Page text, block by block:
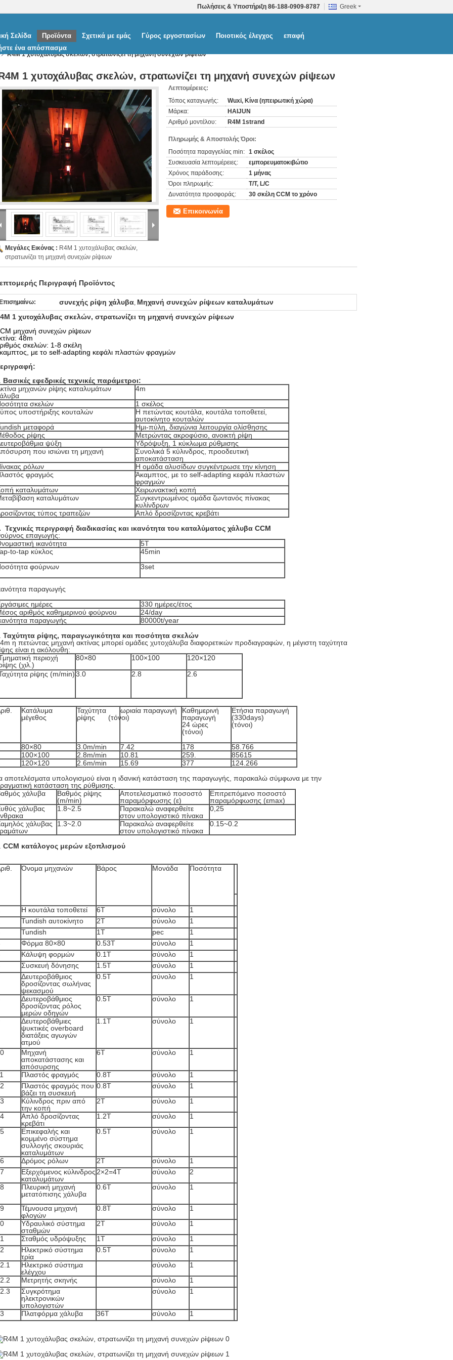
Greek
Πωλήσεις & Υποστήριξη 86-188-0909-8787
Σελίδα Προϊόντα Σχετικά με εμάς Γύρος εργοστασίων Ποιοτικός έλεγχος
επαφή
ένα απόσπασμα
R4M 1 χυτοχάλυβας σκελών, στρατωνίζει τη μηχανή συνεχών ρίψεων
1 χυτοχάλυβας σκελών, στρατωνίζει τη μηχανή συνεχών ρίψεων
Μεγάλες Εικόνας : R4M 1 χυτοχάλυβας σκελών,
στρατωνίζει τη μηχανή συνεχών ρίψεων
Λεπτομέρειες:
Τόπος καταγωγής:
Wuxi, Κίνα (ηπειρωτική χώρα)
Μάρκα:
HAIJUN
Αριθμό μοντέλου:
R4M 1strand
Πληρωμής & Αποστολής Όροι:
Ποσότητα παραγγελίας min: 1 σκέλος
Συσκευασία λεπτομέρειες:
εμπορευματοκιβώτιο
Χρόνος παράδοσης:
1 μήνας
Όροι πληρωμής:
T/T, L/C
Δυνατότητα προσφοράς:
30 σκέλη CCM το χρόνο
Επικοινωνία
Περιγραφή Προϊόντος
Επισημαίνω: συνεχής ρίψη χάλυβα, Μηχανή συνεχών ρίψεων καταλυμάτων
1 χυτοχάλυβας σκελών, στρατωνίζει τη μηχανή συνεχών ρίψεων
μηχανή συνεχών ρίψεων
48m
σκελών: 1-8 σκέλη
με το self-adapting κεφάλι πλαστών φραγμών
Βασικές εφεδρικές τεχνικές παράμετροι:
μηχανών ρίψης καταλυμάτων
4m
σκελών
1 σκέλος
υποστήριξης κουταλών
Η πετώντας κουτάλα, κουτάλα τοποθετεί,
αυτοκίνητο κουταλών
μεταφορά
Ημι-πύλη, διαγώνια λειτουργία ολίσθησης
ρίψης
Μετρώντας ακροφύσιο, ανοικτή ρίψη
ψύξη
Υδρόψυξη, 1 κύκλωμα ρύθμισης
που ισιώνει τη μηχανή
Συνολικά 5 κύλινδρος, προοδευτική
αποκατάσταση
ρόλων
Η ομάδα αλυσίδων συγκέντρωσε την κίνηση
φραγμός
Άκαμπτος, με το self-adapting κεφάλι πλαστών
φραγμών
καταλυμάτων
Χειρωνακτική κοπή
καταλυμάτων
Συγκεντρωμένος ομάδα ζωντανός πίνακας
κυλίνδρων
τύπος τραπεζών
Απλό δροσίζοντας κρεβάτι
Τεχνικές περιγραφή διαδικασίας και ικανότητα του καταλύματος χάλυβα CCM
επαγωγής:
ικανότητα
5T
to-tap κύκλος
45min
φούρνων
3set
παραγωγής
ημέρες
330 ημέρες/έτος
αριθμός καθημερινού φούρνου
24/day
παραγωγής
80000t/year
Ταχύτητα ρίψης, παραγωγικότητα και ποσότητα σκελών
η πετώντας μηχανή ακτίνας μπορεί ομάδες χυτοχάλυβα διαφορετικών προδιαγραφών, η μέγιστη ταχύτητα
είναι η ακόλουθη:
περιοχή
(χιλ.)
80×80 100×100
120×120
ρίψης (m/min)3.0 2.8 2.6
Κατάλυμα
μέγεθος
Ταχύτητα
ρίψης
ωριαία παραγωγή
(τόνοι)
Καθημερινή
παραγωγή
24 ώρες
(τόνοι)
Ετήσια παραγωγή
(330days)
(τόνοι)
80×80 3.0m/min 7.42 178
58.766
100×100 2.8m/min 10.81 259.
85615
120×120 2.6m/min 15.69 377
124.266
αποτελέσματα υπολογισμού είναι η ιδανική κατάσταση της παραγωγής, παρακαλώ σύμφωνα με την
κατάσταση της ρύθμισης.
χάλυβα
Βαθμός ρίψης
(m/min)
Αποτελεσματικό ποσοστό
παραμόρφωσης (ε)
Επιτρεπόμενο ποσοστό
παραμόρφωσης (εmax)
χάλυβας
1.8~2.5
Παρακαλώ αναφερθείτε
στον υπολογιστικό πίνακα
0,25
χάλυβας
1.3~2.0
Παρακαλώ αναφερθείτε
στον υπολογιστικό πίνακα
0.15~0.2
CCM κατάλογος μερών εξοπλισμού
Όνομα μηχανών Βάρος Μονάδα Ποσότητα
Η κουτάλα τοποθετεί 6T σύνολο
1
Tundish αυτοκίνητο 2T σύνολο
1
Tundish 1T pec
1
Φόρμα 80×80 0.53T σύνολο
1
Κάλυψη φορμών 0.1T σύνολο
1
Συσκευή δόνησης 1.5T σύνολο
1
Δευτεροβάθμιος
δροσίζοντας σωλήνας
ψεκασμού
0.5T σύνολο 1
Δευτεροβάθμιος
δροσίζοντας ρόλος
μερών οδηγών
0.5T σύνολο 1
Δευτεροβάθμιες
ψυκτικές overboard
διατάξεις αγωγών
ατμού
1.1T σύνολο 1
Μηχανή
αποκατάστασης και
απόσυρσης
6T σύνολο 1
Πλαστός φραγμός 0.8T σύνολο
1
Πλαστός φραγμός που
βάζει τη συσκευή
0.8T σύνολο
1
Κύλινδρος πριν από
την κοπή
2T σύνολο
1
Απλό δροσίζοντας
κρεβάτι
1.2T σύνολο
1
Επικεφαλής και
κομμένο σύστημα
συλλογής σκουριάς
καταλυμάτων
0.5T σύνολο 1
Δρόμος ρόλων 2T σύνολο
1
Εξερχόμενος κύλινδρος
καταλυμάτων
2×2=4T σύνολο
2
Πλευρική μηχανή
μετατόπισης χάλυβα
0.6T σύνολο 1
Τέμνουσα μηχανή
φλογών
0.8T σύνολο
1
Υδραυλικό σύστημα
σταθμών
2T σύνολο
1
Σταθμός υδρόψυξης 1T σύνολο
1
Ηλεκτρικό σύστημα
τρία
0.5T σύνολο
1
Ηλεκτρικό σύστημα
ελέγχου
σύνολο
1
Μετρητής σκηνής σύνολο
1
Συγκρότημα
ηλεκτρονικών
υπολογιστών
σύνολο 1
Πλατφόρμα χάλυβα 36T σύνολο 1